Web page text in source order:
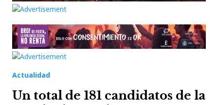
Actualidad
Un total de 181 candidatos de la